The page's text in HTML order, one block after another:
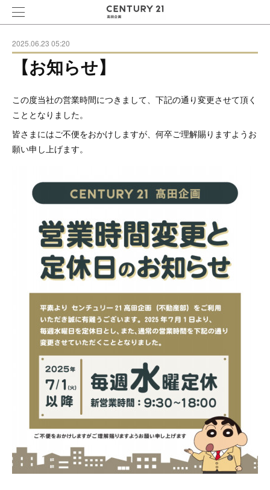
2025.06.23 05:20
【お知らせ】
この度当社の営業時間につきまして、下記の通り変更させて頂く
こととなりました。
皆さまにはご不便をおかけしますが、何卒ご理解賜りますようお
願い申し上げます。